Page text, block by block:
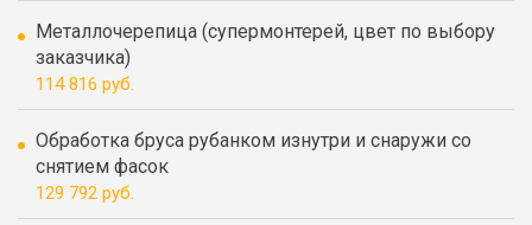
Металлочерепица (супермонтерей, цвет по выбору
заказчика)
114 816 руб.
Обработка бруса рубанком изнутри и снаружи со
снятием фасок
129 792 руб.